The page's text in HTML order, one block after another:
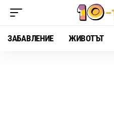
ЗАБАВЛЕНИЕ ЖИВОТЪТ